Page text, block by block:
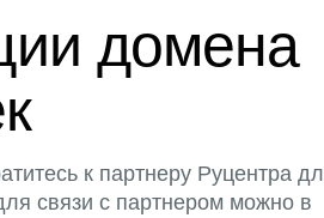
домена
к партнеру Руцентра
связи с партнером можно в